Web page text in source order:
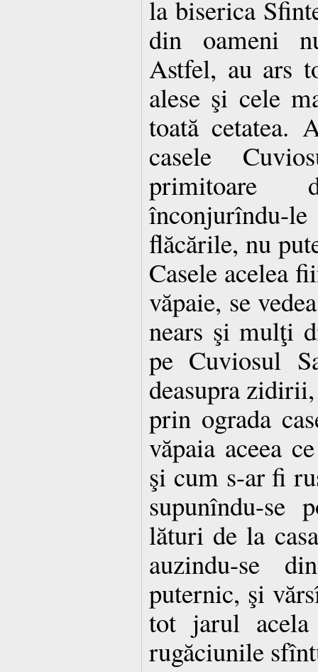
la biserica
din oameni
Astfel, au ars
alese şi cele
toată cetatea.
casele
primitoare
flăcările, nu
Casele acelea
văpaie, se
nears şi mulţi
pe Cuviosul
deasupra
prin ograda
văpaia aceea
şi cum s-ar fi
supunîndu-se
lături de la
auzindu-se
puternic, şi
tot jarul
rugăciunile